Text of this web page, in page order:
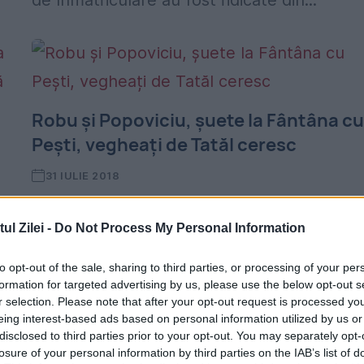
Zilei - Do Not Process My Personal Information
opt-out of the sale, sharing to third parties, or processing of your
for targeted advertising by us, please use the below opt-out
selection. Please note that after your opt-out request is processed
interest-based ads based on personal information utilized by us
to third parties prior to your opt-out. You may separately
of your personal information by third parties on the IAB’s list of
Robu și Popoviciu, șuete la Fântâna cu
Pești, vegheați de Tatăl ceresc
31 IULIE 2018
Nicolae Robu, a petrecut ore întregi pe o
terasă cu Alin Popoviciu, secretarul
organizației. Deși era o seară de week-end,
deși erau însoțiți...